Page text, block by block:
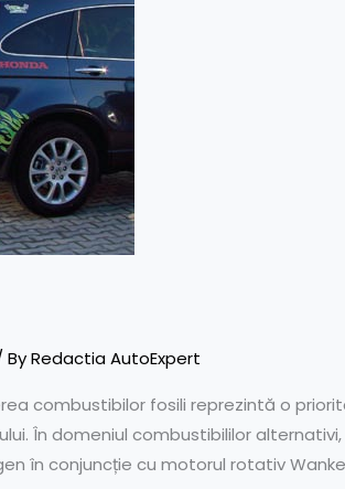
ByRedactia AutoExpert
combustibilor fosili reprezintă o
În domeniul combustibililor
în conjuncție cu motorul rotativ